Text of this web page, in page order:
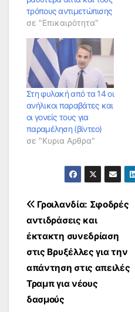
τρόπους αντιμετώπισης
σε "Επικαιρότητα"
Στη φυλακή από τα 14 οι
ανήλικοι παραβάτες και
οι γονείς τους για
παραμέληση (βίντεο)
σε "Κυρια Αρθρα"
Πλοήγηση
άρθρων
Γροιλανδία: Σφοδρές
αντιδράσεις και
έκτακτη συνεδρίαση
στις Βρυξέλλες για την
απάντηση στις απειλές
Τραμπ για νέους
δασμούς